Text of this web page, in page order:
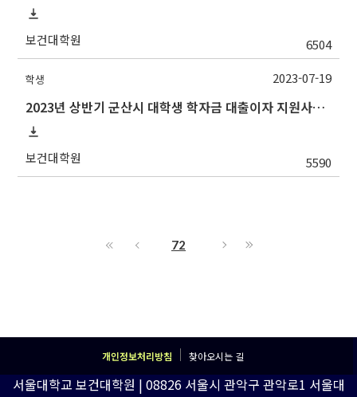
보건대학원 6504
학생
2023년 상반기 군산시 대학생 학자금 대출이자 지원사업 안내
보건대학원 5590
2023-07-19
72
개인정보처리방침 찾아오시는 길
서울대학교 보건대학원 | 08826 서울시 관악구 관악로1 서울대